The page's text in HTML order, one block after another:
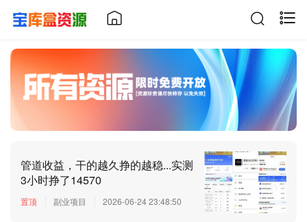
管道收益，干的越久挣的越稳...实测
3小时挣了14570
置顶 副业项目 2026-06-24 23:48:50